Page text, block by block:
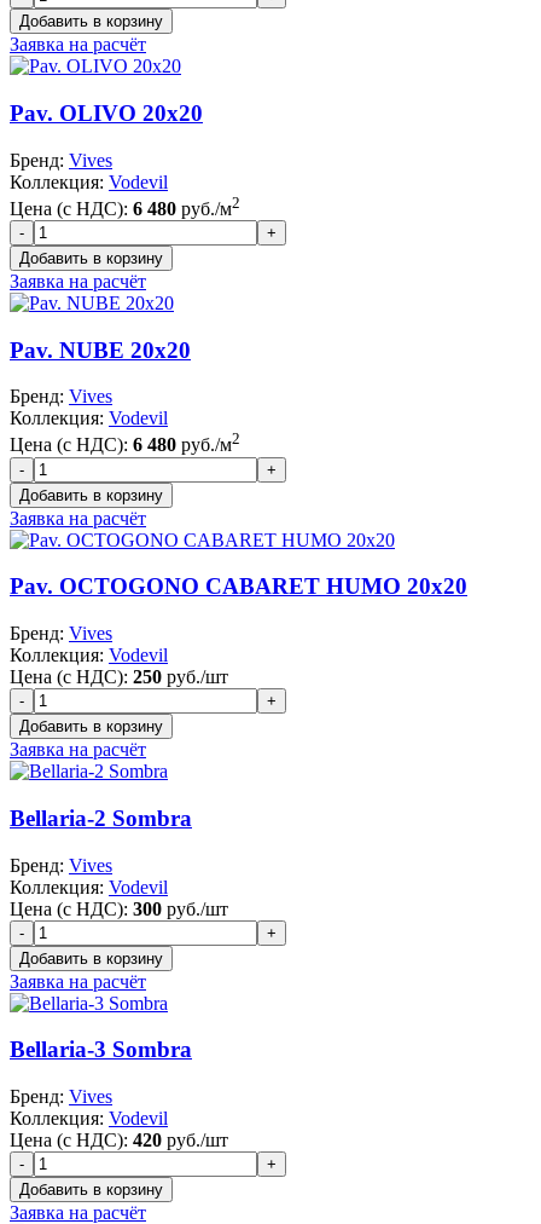
Заявка на расчёт
Pav. OLIVO 20x20
Бренд: Vives
Коллекция: Vodevil
Цена (с НДС): 6 480 руб./м2
Заявка на расчёт
Pav. NUBE 20x20
Бренд: Vives
Коллекция: Vodevil
Цена (с НДС): 6 480 руб./м2
Заявка на расчёт
Pav. OCTOGONO CABARET HUMO 20x20
Бренд: Vives
Коллекция: Vodevil
Цена (с НДС): 250 руб./шт
Заявка на расчёт
Bellaria-2 Sombra
Бренд: Vives
Коллекция: Vodevil
Цена (с НДС): 300 руб./шт
Заявка на расчёт
Bellaria-3 Sombra
Бренд: Vives
Коллекция: Vodevil
Цена (с НДС): 420 руб./шт
Заявка на расчёт